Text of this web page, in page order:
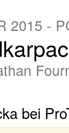
2015 -
bei